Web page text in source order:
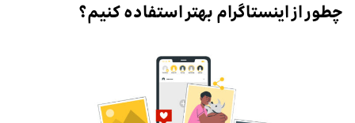
چطور از اینستاگرام بهتر استفاده کنیم؟